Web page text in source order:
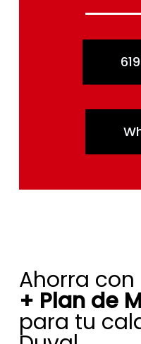
+ Plan de
para tu
Duval.